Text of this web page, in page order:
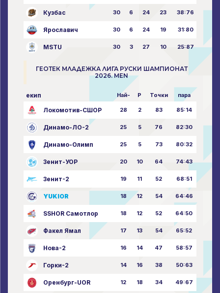
Кузбас 30 6 24 23 38:76
Ярославич 30 6 24 19 31:80
MSTU 30 3 27 10 25:87
ГЕОТЕК МЛАДЕЖКА ЛИГА РУСКИ ШАМПИОНАТ
2026. MEN
екип Най- P Точки пара
Локомотив-СШОР 28 2 83 85:14
Динамо-ЛО-2 25 5 76 82:30
Динамо-Олимп 25 5 73 80:32
Зенит-УОР 20 10 64 74:43
Зенит-2 19 11 52 68:51
YUKIOR 18 12 54 64:46
SSHOR Самотлор 18 12 52 64:50
Факел Ямал 17 13 54 65:52
Нова-2 16 14 47 58:57
Горки-2 14 16 38 50:63
Оренбург-UOR 12 18 34 49:67